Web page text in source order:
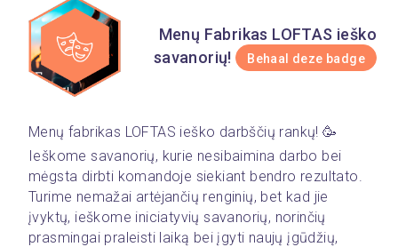
Menų Fabrikas LOFTAS ieško
savanorių!
Behaal deze badge
Menų fabrikas LOFTAS ieško darbščių rankų! 🥳
Ieškome savanorių, kurie nesibaimina darbo bei
mėgsta dirbti komandoje siekiant bendro rezultato.
Turime nemažai artėjančių renginių, bet kad jie
įvyktų, ieškome iniciatyvių savanorių, norinčių
prasmingai praleisti laiką bei įgyti naujų įgūdžių,